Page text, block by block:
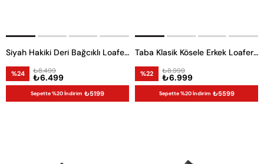
Siyah Hakiki Deri Bağcıklı Loafer Erkek Günlük Ayakkabı
%24 ₺6.499
₺8.499
Sepette %20 İndirim ₺5199
Taba Klasik Kösele Erkek Loafer Ayakkabı
%22 ₺6.999
₺8.999
Sepette %20 İndirim ₺5599